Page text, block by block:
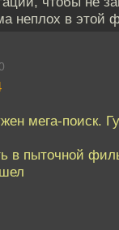
неплох в этой
мега-поиск.
в пыточной